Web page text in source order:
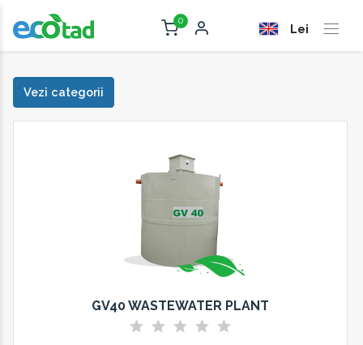
0
Lei
Vezi categorii
GV40 WASTEWATER PLANT